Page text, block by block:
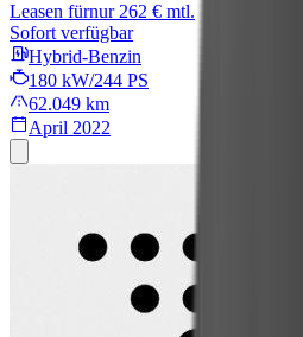
Leasen fürnur 262 € mtl.
Sofort verfügbar
Hybrid-Benzin
180 kW/244 PS
62.049 km
April 2022